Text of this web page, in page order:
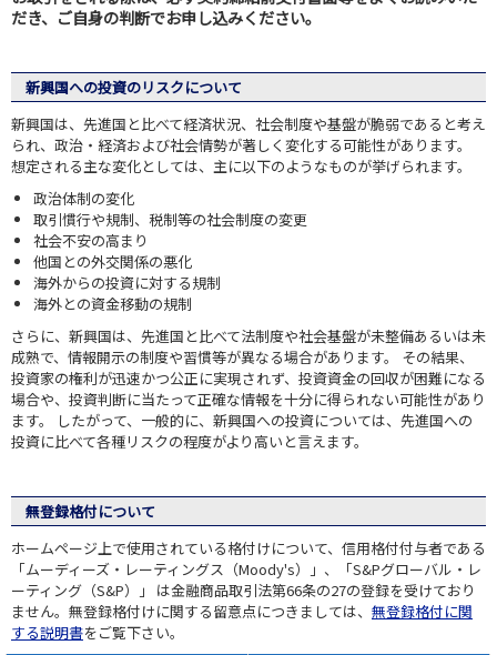
だき、ご自身の判断でお申し込みください。
新興国への投資のリスクについて
新興国は、先進国と比べて経済状況、社会制度や基盤が脆弱であると考え
られ、政治・経済および社会情勢が著しく変化する可能性があります。
想定される主な変化としては、主に以下のようなものが挙げられます。
政治体制の変化
取引慣行や規制、税制等の社会制度の変更
社会不安の高まり
他国との外交関係の悪化
海外からの投資に対する規制
海外との資金移動の規制
さらに、新興国は、先進国と比べて法制度や社会基盤が未整備あるいは未
成熟で、情報開示の制度や習慣等が異なる場合があります。 その結果、
投資家の権利が迅速かつ公正に実現されず、投資資金の回収が困難になる
場合や、投資判断に当たって正確な情報を十分に得られない可能性があり
ます。 したがって、一般的に、新興国への投資については、先進国への
投資に比べて各種リスクの程度がより高いと言えます。
無登録格付について
ホームページ上で使用されている格付けについて、信用格付付与者である
「ムーディーズ・レーティングス（Moody's）」、「S&Pグローバル・レ
ーティング（S&P）」 は金融商品取引法第66条の27の登録を受けており
ません。無登録格付けに関する留意点につきましては、 無登録格付に関
する説明書をご覧下さい。